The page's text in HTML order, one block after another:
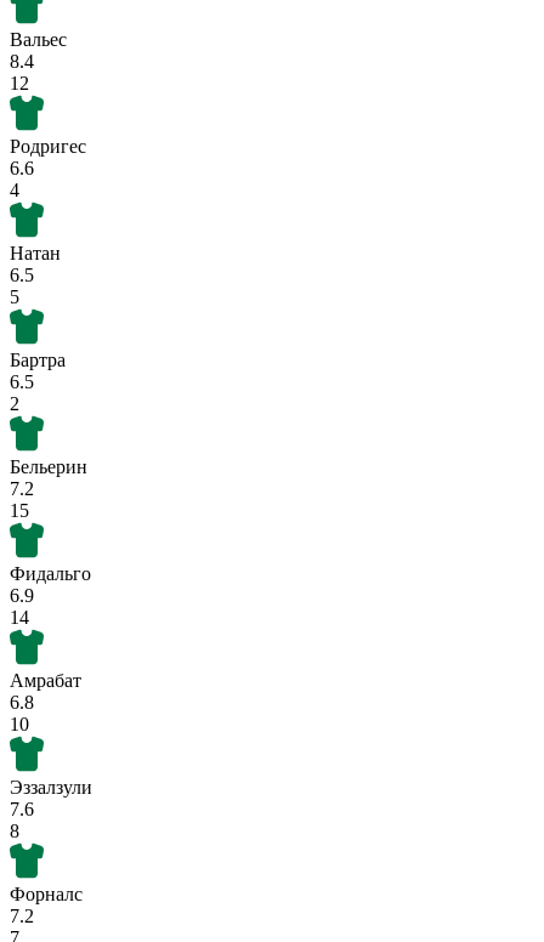
Вальес
8.4
12
Родригес
6.6
4
Натан
6.5
5
Бартра
6.5
2
Бельерин
7.2
15
Фидальго
6.9
14
Амрабат
6.8
10
Эззалзули
7.6
8
Форналс
7.2